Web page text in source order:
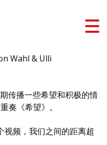
Wahl & Ulli
传播一些希望和积极的情
奏《希望》。
频，我们之间的距离超